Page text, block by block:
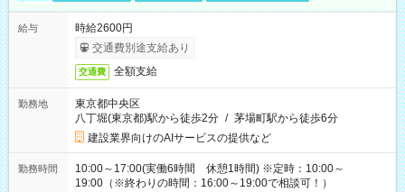
給与
時給2600円
交通費別途支給あり
交通費 全額支給
勤務地
東京都中央区
八丁堀(東京都)駅から徒歩2分 / 茅場町駅から徒歩6分
建設業界向けのAIサービスの提供など
勤務時間
10:00～17:00(実働6時間 休憩1時間) ※定時：10:00～
19:00（※終わりの時間：16:00～19:00で相談可！）